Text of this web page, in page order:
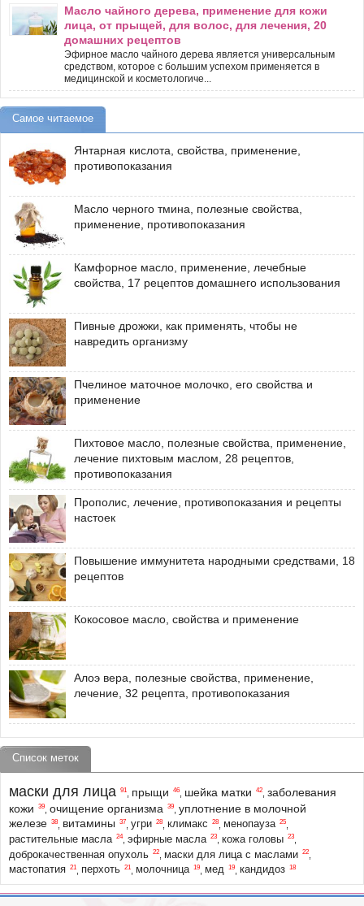
Масло чайного дерева, применение для кожи
лица, от прыщей, для волос, для лечения, 20
домашних рецептов
Эфирное масло чайного дерева является универсальным
средством, которое с большим успехом применяется в
медицинской и косметологиче...
Самое читаемое
Янтарная кислота, свойства, применение,
противопоказания
Масло черного тмина, полезные свойства,
применение, противопоказания
Камфорное масло, применение, лечебные
свойства, 17 рецептов домашнего использования
Пивные дрожжи, как применять, чтобы не
навредить организму
Пчелиное маточное молочко, его свойства и
применение
Пихтовое масло, полезные свойства, применение,
лечение пихтовым маслом, 28 рецептов,
противопоказания
Прополис, лечение, противопоказания и рецепты
настоек
Повышение иммунитета народными средствами, 18
рецептов
Кокосовое масло, свойства и применение
Алоэ вера, полезные свойства, применение,
лечение, 32 рецепта, противопоказания
Список меток
маски для лица 91 прыщи 46 шейка матки 42
заболевания
кожи
39 очищение организма 39
уплотнение в молочной
железе 38 витамины 37 угри 28 климакс 28 менопауза 25
растительные масла 24, эфирные масла 23 кожа головы 23
доброкачественная опухоль 22 маски для лица с маслами 22
мастопатия 21 перхоть 21 молочница 19 мед 19 кандидоз 18